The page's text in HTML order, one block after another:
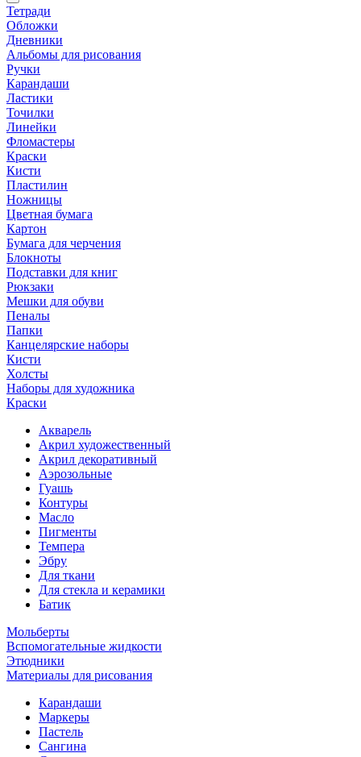
Тетради
Обложки
Дневники
Альбомы для рисования
Ручки
Карандаши
Ластики
Точилки
Линейки
Фломастеры
Краски
Кисти
Пластилин
Ножницы
Цветная бумага
Картон
Бумага для черчения
Блокноты
Подставки для книг
Рюкзаки
Мешки для обуви
Пеналы
Папки
Канцелярские наборы
Кисти
Холсты
Наборы для художника
Краски
Акварель
Акрил художественный
Акрил декоративный
Аэрозольные
Гуашь
Контуры
Масло
Пигменты
Темпера
Эбру
Для ткани
Для стекла и керамики
Батик
Мольберты
Вспомогательные жидкости
Этюдники
Материалы для рисования
Карандаши
Маркеры
Пастель
Сангина